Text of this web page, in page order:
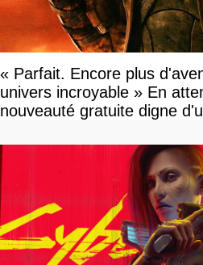
« Parfait. Encore plus
univers incroyable » En
nouveauté gratuite digne